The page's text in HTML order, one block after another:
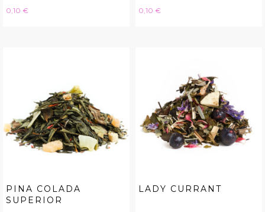
Hinta
0,10 € Hinta
0,10 €
PINA COLADA
SUPERIOR
LADY CURRANT